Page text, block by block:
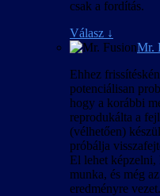
csak a fordítás.
Válasz ↓
Mr.
Ehhez
potenciálisan
hogy a korábbi
reprodukálta a
(vélhetően)
próbálja
El lehet képzelni,
munka, és még
eredményre vezet.